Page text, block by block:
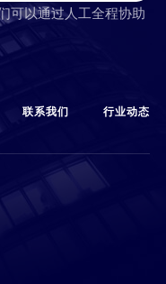
可以通过人工全程协助
联系我们 行业动态